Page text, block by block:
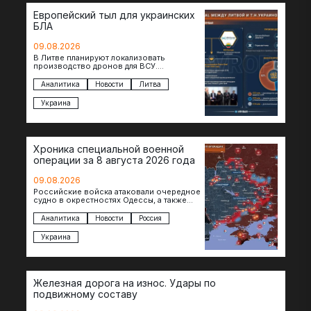
Европейский тыл для украинских
БЛА
09.08.2026
В Литве планируют локализовать
производство дронов для ВСУ.
президенты Гитанас Науседа и Владимир
Зеленский подписали…
Аналитика Новости Литва
Украина
Хроника специальной военной
операции за 8 августа 2026 года
09.08.2026
Российские войска атаковали очередное
судно в окрестностях Одессы, а также
и Черниговской областях. В Сумской…
Аналитика Новости Россия
Украина
Железная дорога на износ. Удары по
подвижному составу